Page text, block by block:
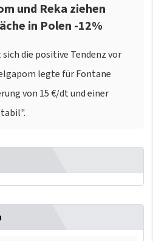
und Reka ziehen
in Polen -12%
die positive Tendenz vor
legte für Fontane
von 15 €/dt und einer